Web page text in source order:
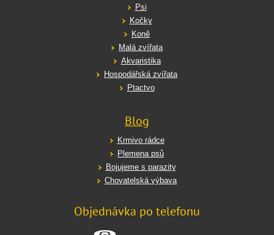
Psi
Kočky
Koně
Malá zvířata
Akvaristika
Hospodářská zvířata
Ptactvo
Blog
Krmivo rádce
Plemena psů
Bojujeme s parazity
Chovatelská výbava
Objednávka po telefonu